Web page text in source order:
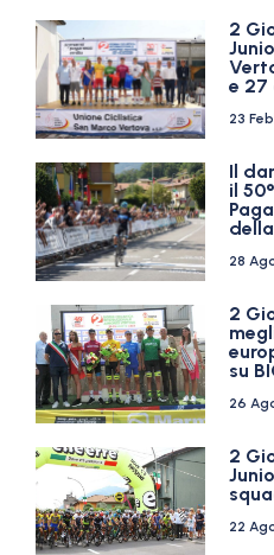
2
e 27
23
Il
il
28
2
su
26
2
22